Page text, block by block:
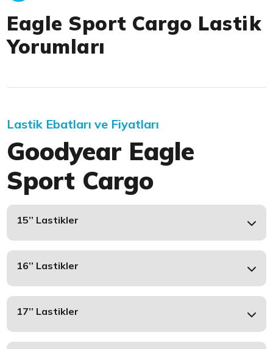
Eagle Sport Cargo Lastik
Yorumları
Lastik Ebatları ve Fiyatları
Goodyear Eagle
Sport Cargo
15’’ Lastikler
16’’ Lastikler
17’’ Lastikler